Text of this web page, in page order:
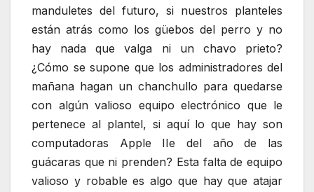
manduletes del futuro, si nuestros planteles
están atrás como los güebos del perro y no
hay nada que valga ni un chavo prieto?
¿Cómo se supone que los administradores del
mañana hagan un chanchullo para quedarse
con algún valioso equipo electrónico que le
pertenece al plantel, si aquí lo que hay son
computadoras Apple IIe del año de las
guácaras que ni prenden? Esta falta de equipo
valioso y robable es algo que hay que atajar